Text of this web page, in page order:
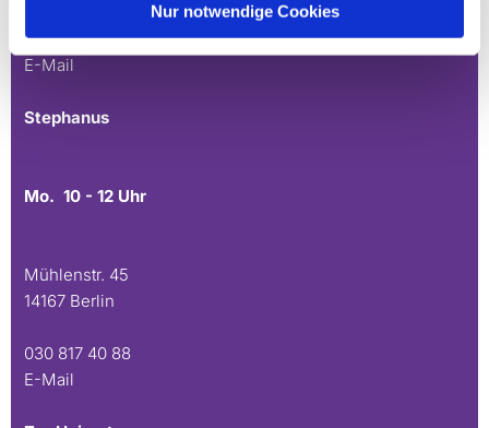
Nur notwendige Cookies
030 815 45 54
E-Mail
Stephanus
Mo. 10 - 12 Uhr
Mühlenstr. 45
14167 Berlin
030 817 40 88
E-Mail